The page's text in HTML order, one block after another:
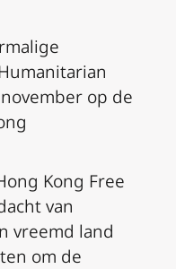
op de
Kong Free
van
vreemd land
om de